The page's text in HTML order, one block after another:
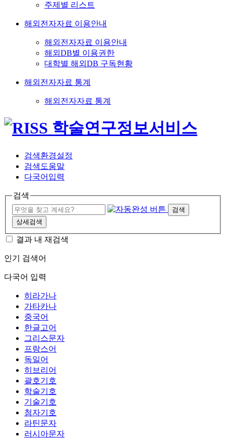
주제별 리스트
해외전자자료 이용안내
해외전자자료 이용안내
해외DB별 이용권한
대학별 해외DB 구독현황
해외전자자료 통계
해외전자자료 통계
검색환경설정
검색도움말
다국어입력
검색
검색
상세검색
결과 내 재검색
인기 검색어
다국어 입력
히라가나
가타카나
중국어
한글고어
그리스문자
프랑스어
독일어
히브리어
괄호기호
학술기호
기술기호
첨자기호
라틴문자
러시아문자